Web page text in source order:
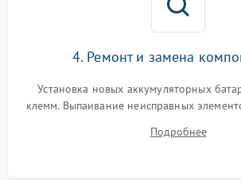
4. Ремонт и замена
Установка новых аккумуляторных
клемм. Выпаивание неисправных
цепи зарядки и монтаж новых
Восстановление поврежденных
Подробнее